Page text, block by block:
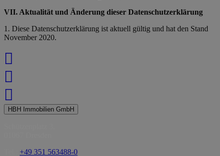
VII. Aktualität und Änderung dieser Datenschutzerklärung
1. Diese Datenschutzerklärung ist aktuell gültig und hat den Stand
November 2020.
HBH Immobilien GmbH
+49 351 563488-0